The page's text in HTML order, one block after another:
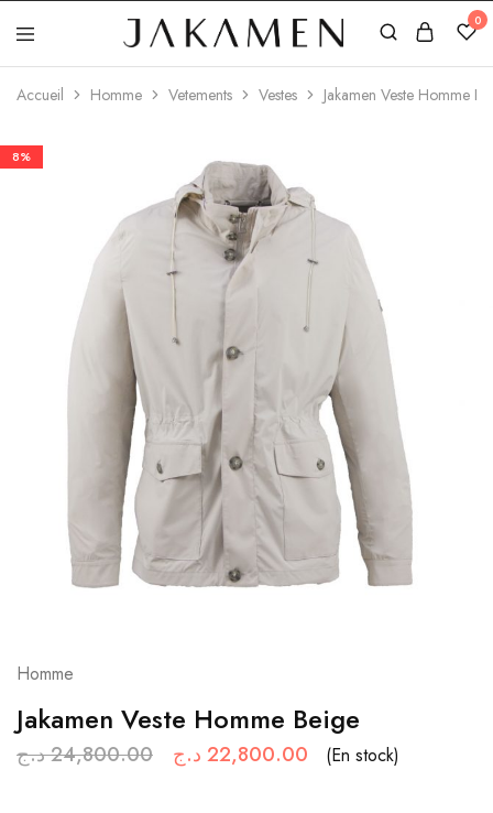
Jakamen
Algérie
0
Accueil Homme Vetements Vestes Jakamen Veste Homme
8%
Homme
Jakamen Veste Homme Beige
24,800.00د.ج 22,800.00 د.ج (En stock)